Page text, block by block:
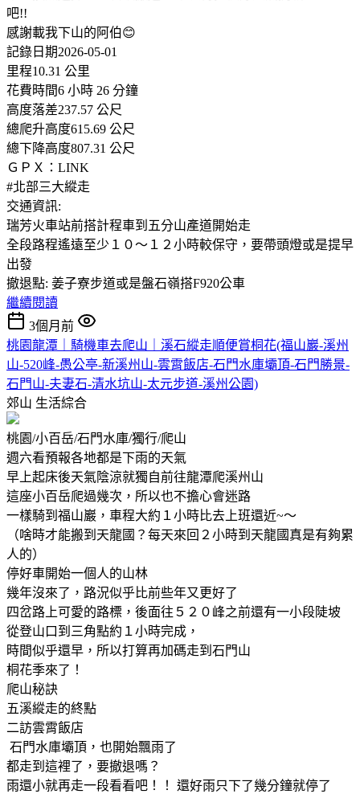
吧!!
感謝載我下山的阿伯😊
記錄日期2026-05-01
里程10.31 公里
花費時間6 小時 26 分鐘
高度落差237.57 公尺
總爬升高度615.69 公尺
總下降高度807.31 公尺
ＧＰＸ：LINK
#北部三大縱走
交通資訊:
瑞芳火車站前搭計程車到五分山產道開始走
全段路程遙遠至少１０～１２小時較保守，要帶頭燈或是提早
出發
撤退點: 姜子寮步道或是盤石嶺搭F920公車
繼續閱讀
3個月前
桃園龍潭｜騎機車去爬山｜溪石縱走順便賞桐花(福山巖-溪州
山-520峰-愚公亭-新溪州山-雲霄飯店-石門水庫壩頂-石門勝景-
石門山-夫妻石-清水坑山-太元步道-溪州公園)
郊山 生活綜合
桃園/小百岳/石門水庫/獨行/爬山
週六看預報各地都是下雨的天氣
早上起床後天氣陰涼就獨自前往龍潭爬溪州山
這座小百岳爬過幾次，所以也不擔心會迷路
一樣騎到福山巖，車程大約１小時比去上班還近~～
（啥時才能搬到天龍國？每天來回２小時到天龍國真是有夠累
人的）
停好車開始一個人的山林
幾年沒來了，路況似乎比前些年又更好了
四岔路上可愛的路標，後面往５２０峰之前還有一小段陡坡
從登山口到三角點約１小時完成，
時間似乎還早，所以打算再加碼走到石門山
桐花季來了！
爬山秘訣
五溪縱走的終點
二訪雲霄飯店
石門水庫壩頂，也開始飄雨了
都走到這裡了，要撤退嗎？
雨還小就再走一段看看吧！！ 還好雨只下了幾分鐘就停了